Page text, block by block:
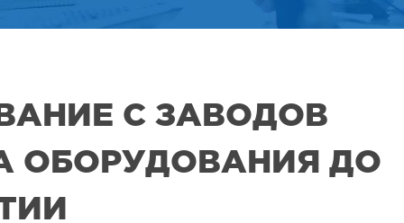
С ЗАВОДОВ
ОБОРУДОВАНИЯ ДО